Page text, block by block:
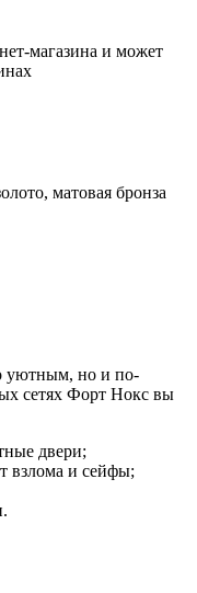
магазина и может
матовая бронза
уютным, но и по-
сетях Форт Нокс вы
двери;
взлома и сейфы;